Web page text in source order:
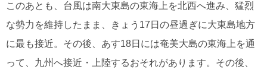
このあとも、台風は南大東島の東海上を北西へ進み、猛烈
な勢力を維持したまま、きょう17日の昼過ぎに大東島地方
に最も接近。その後、あす18日には奄美大島の東海上を通
って、九州へ接近・上陸するおそれがあります。その後、